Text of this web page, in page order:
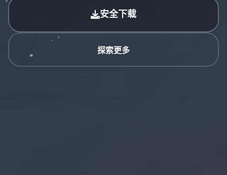
安全下载
探索更多